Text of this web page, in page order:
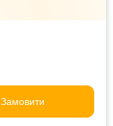
Замовити